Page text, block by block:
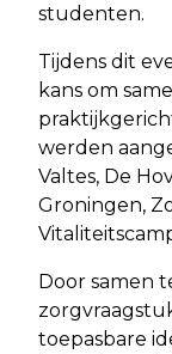
studenten.
Tijdens dit
kans om
werden
Valtes, De
Groningen,
Door samen
toepasbare